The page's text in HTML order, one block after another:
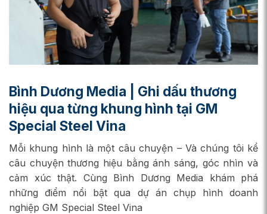
Bình Dương Media | Ghi dấu thương
hiệu qua từng khung hình tại GM
Special Steel Vina
Mỗi khung hình là một câu chuyện – Và chúng tôi kể
câu chuyện thương hiệu bằng ánh sáng, góc nhìn và
cảm xúc thật. Cùng Bình Dương Media khám phá
những điểm nổi bật qua dự án chụp hình doanh
nghiệp GM Special Steel Vina